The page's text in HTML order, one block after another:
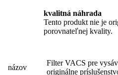
kvalitná náhrada
Tento produkt nie je
porovnateľnej kvality.
názov
Filter VACS pre
originálne